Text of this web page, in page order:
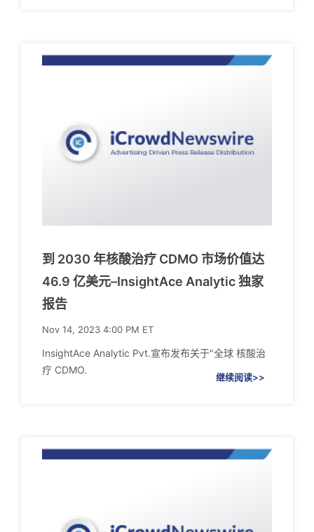
到 2030 年核酸治疗 CDMO 市场价值达
46.9 亿美元–InsightAce Analytic 独家
报告
Nov 14, 2023 4:00 PM ET
InsightAce Analytic Pvt.宣布发布关于"全球 核酸治
疗 CDMO.
继续阅读>>